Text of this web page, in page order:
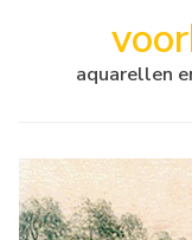
aquarellen